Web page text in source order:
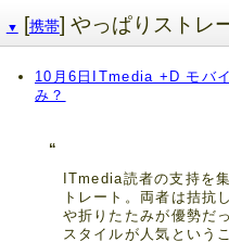
▼ [携帯] やっぱりストレ
10月6日ITmedia +D モバ
み？
ITmedia読者の支持を
トレート。両者は拮抗
や折りたたみが優勢だ
スタイルが人気という